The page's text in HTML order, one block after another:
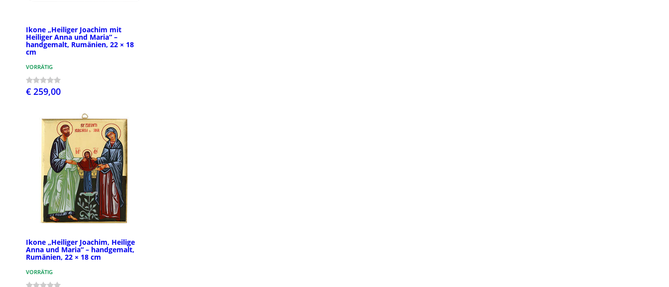
Ikone „Heiliger Joachim mit
Heiliger Anna und Maria“ –
handgemalt, Rumänien, 22 × 18
cm
VORRÄTIG
€ 259,00
Ikone „Heiliger Joachim, Heilige
Anna und Maria“ – handgemalt,
Rumänien, 22 × 18 cm
VORRÄTIG